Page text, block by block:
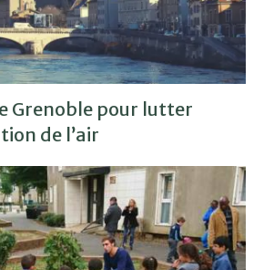
Grenoble pour lutter
de l’air